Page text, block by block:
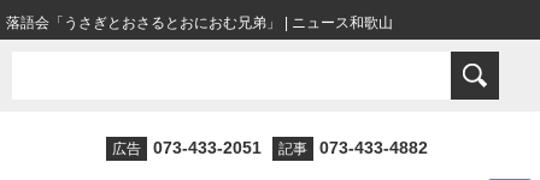
落語会「うさぎとおさるとおにおむ兄弟」 | ニュース和歌山
広告 073-433-2051 記事 073-433-4882